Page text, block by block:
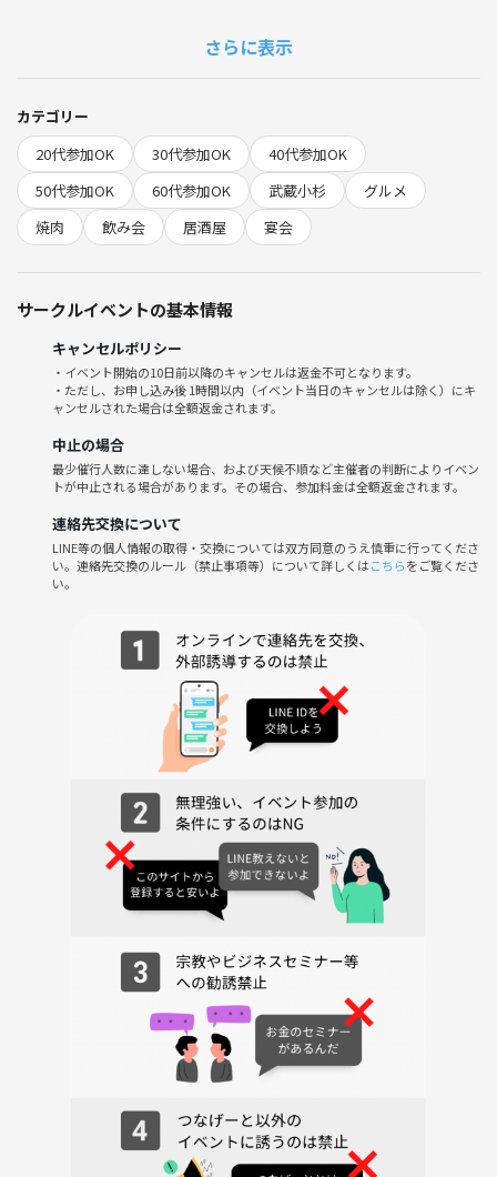
供されており、気兼ねなく乾杯を重ねることができます。
コードも特に設けられておりませんので、お気軽な服装でご参加くださ
い。ただし、煙が少し出るため、匂いがついても気にならない服装をお
すすめいたします。
美味しいお肉とお酒を囲み、日頃の疲れを忘れて、皆様で盛大に「暴飲
暴食」を楽しみましょう。ご参加を心よりお待ちしております。
https://youtu.be/f2fUMF9ACYo?si=CY29og-Va4NtZ5Uf
■イベント詳細
｟日時｠7/11(土)20:30～22:30
｟場所｠JR武蔵小杉駅
https://tabelog.com/kanagawa/A1405/A140504/14092128/
暴食コース 8,690円 (税込)
https://tabelog.com/kanagawa/A1405/A140504/14092128/party/22675
・20:20ごろまでにお店近くの集合場所で待ち合わせ
・人数が揃い次第、入店
ご参加ができなくなった場合は欠員募集しますのでお早めにご連絡をお
欠員補充できなかった場合、キャンセル料が発生します。
・イベント10日前にご参加の再確認させていただきます。
ご連絡がない場合はキャンセルとさせていただきます。
・あらゆる迷惑行為があった場合、退席いただきます。
・男女比を調整させていただくことがあります。
さらに表示
カテゴリー
20代参加OK
30代参加OK
40代参加OK
50代参加OK
60代参加OK 武蔵小杉
グルメ
焼肉
飲み会 居酒屋 宴会
サークルイベントの基本情報
キャンセルポリシー
・イベント開始の10日前以降のキャンセルは返金不可となります。
・ただし、お申し込み後 1時間以内（イベント当日のキャンセルは除く）にキ
ャンセルされた場合は全額返金されます。
中止の場合
最少催行人数に達しない場合、および天候不順など主催者の判断によりイベン
トが中止される場合があります。その場合、参加料金は全額返金されます。
連絡先交換について
LINE等の個人情報の取得・交換については双方同意のうえ慎重に行ってくださ
い。連絡先交換のルール（禁止事項等）について詳しくはこちらをご覧くださ
い。